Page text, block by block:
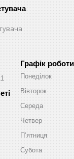
Графік роботи
Понеділок
Вівторок
Середа
Четвер
Пʼятниця
Субота